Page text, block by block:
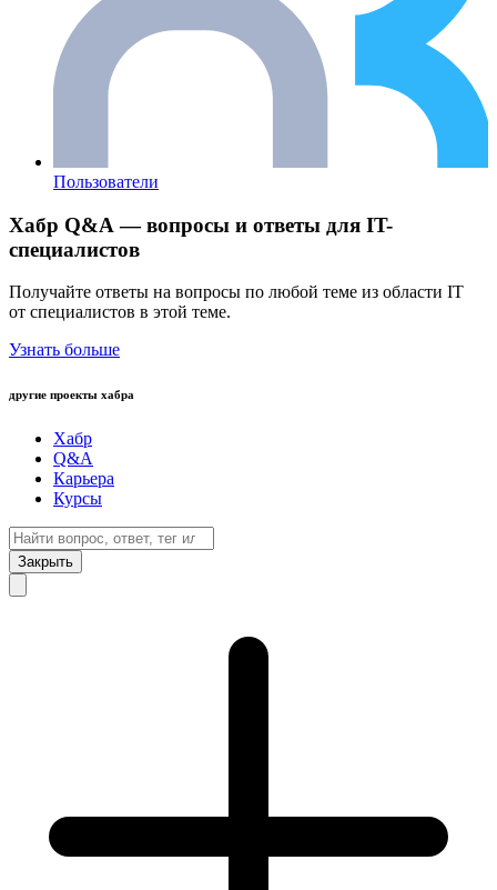
Пользователи
Хабр Q&A — вопросы и ответы для IT-
специалистов
Получайте ответы на вопросы по любой теме из области IT
от специалистов в этой теме.
Узнать больше
другие проекты хабра
Хабр
Q&A
Карьера
Курсы
Закрыть